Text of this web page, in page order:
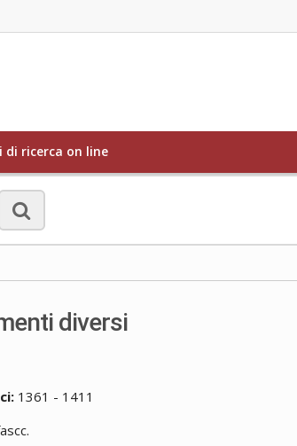
di ricerca on line
diversi
1361 - 1411